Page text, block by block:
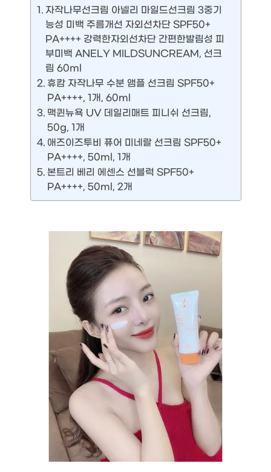
자작나무선크림 아넬리 마일드선크림 3중기
능성 미백 주름개선 자외선차단 SPF50+
PA++++ 강력한자외선차단 간편한발림성 피
부미백 ANELY MILDSUNCREAM, 선크
림 60ml
휴캄 자작나무 수분 앰플 선크림 SPF50+
PA++++, 1개, 60ml
맥퀸뉴욕 UV 데일리매트 피니쉬 선크림,
50g, 1개
애즈이즈투비 퓨어 미네랄 선크림 SPF50+
PA++++, 50ml, 1개
본트리 베리 에센스 선블럭 SPF50+
PA++++, 50ml, 2개